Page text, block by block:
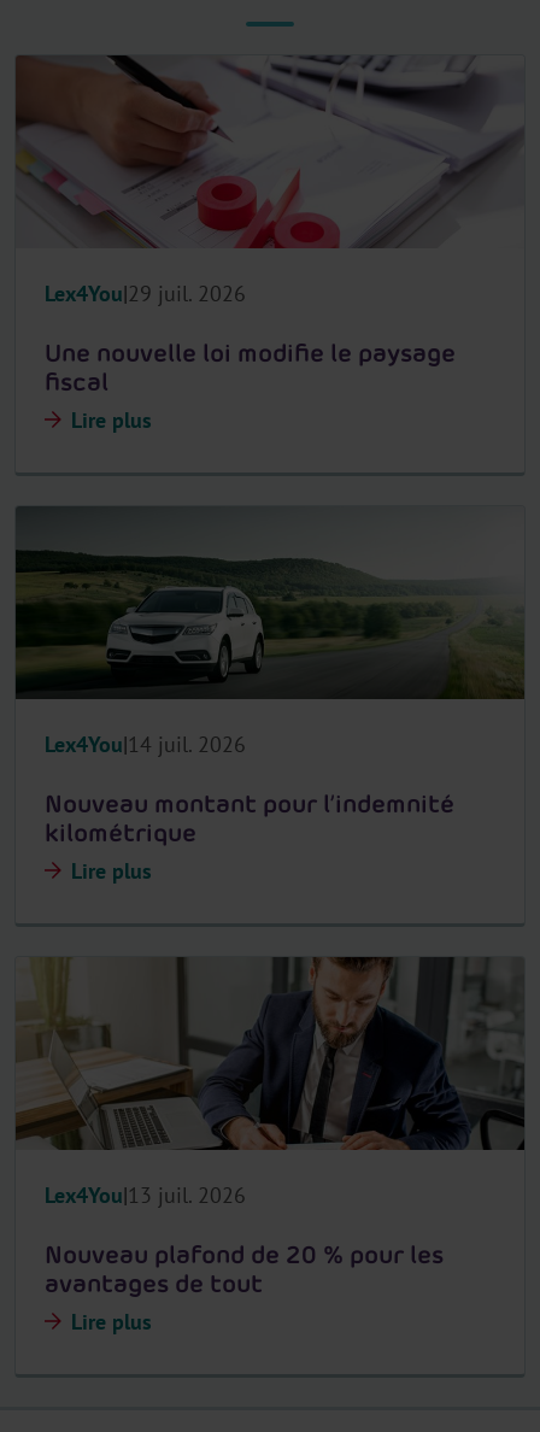
Lex4You 29 juil. 2026
Une nouvelle loi modifie le paysage
fiscal
Lire plus
Lex4You 14 juil. 2026
Nouveau montant pour l’indemnité
kilométrique
Lire plus
Lex4You 13 juil. 2026
Nouveau plafond de 20 % pour les
avantages de tout
Lire plus